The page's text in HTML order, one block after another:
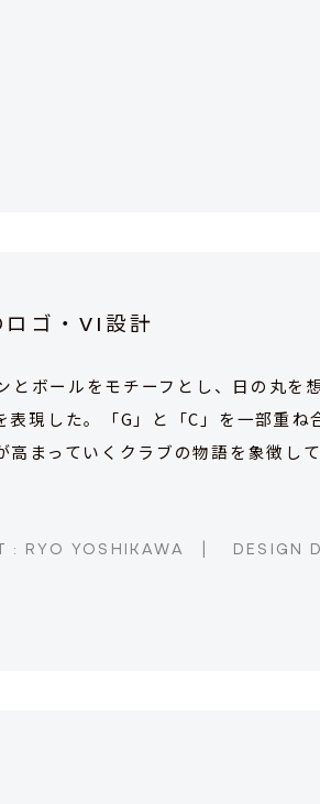
ゴ・VI設計
ボールをモチーフとし、日の丸を
現した。「G」と「C」を一部重ね
まっていくクラブの物語を象徴して
: RYO YOSHIKAWA |
DESIGN